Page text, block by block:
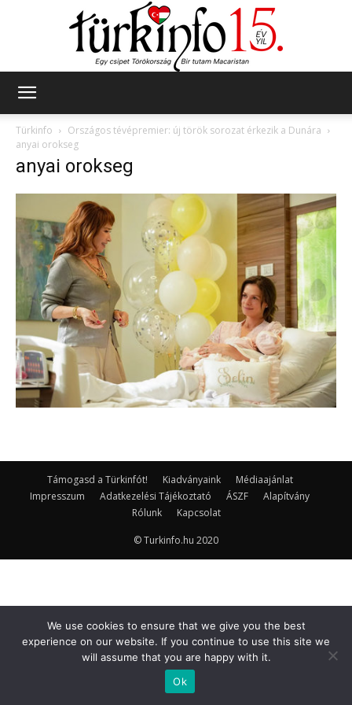
Türkinfo
Országos tévépremier: új török sorozat érkezik a Dunára
anyai orokseg
anyai orokseg
Támogasd a Türkinfót! Kiadványaink
Médiaajánlat
Impresszum
Adatkezelési Tájékoztató ÁSZF
Alapítvány
Rólunk
Kapcsolat
© Turkinfo.hu 2020
We use cookies to ensure that we give you the best
experience on our website. If you continue to use this site we
will assume that you are happy with it.
Ok